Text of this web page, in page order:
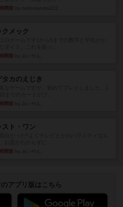
間前
クメック
間前
タカのえじき
間前
スト・ワン
間前
アプリ版はこちら